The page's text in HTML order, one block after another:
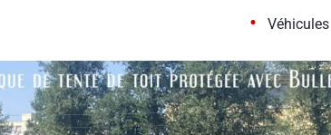
• Véhicules